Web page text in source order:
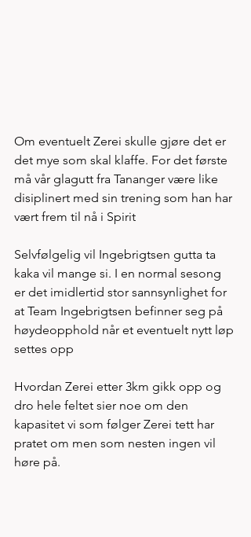
Om eventuelt Zerei skulle gjøre det er
det mye som skal klaffe. For det første
må vår glagutt fra Tananger være like
disiplinert med sin trening som han har
vært frem til nå i Spirit
Selvfølgelig vil Ingebrigtsen gutta ta
kaka vil mange si. I en normal sesong
er det imidlertid stor sannsynlighet for
at Team Ingebrigtsen befinner seg på
høydeopphold når et eventuelt nytt løp
settes opp
Hvordan Zerei etter 3km gikk opp og
dro hele feltet sier noe om den
kapasitet vi som følger Zerei tett har
pratet om men som nesten ingen vil
høre på.